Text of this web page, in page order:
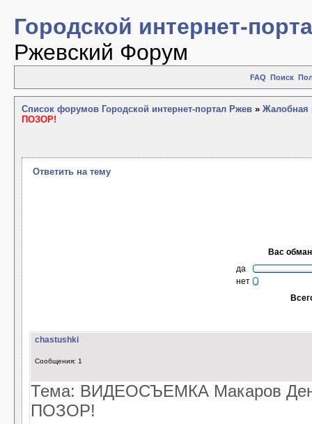
Городской интернет-
Ржевский Форум
FAQ Поиск
Список форумов Городской интернет-портал Ржев » Жалобная
ПОЗОР!
Ответить на тему
Вас
да
нет
chastushki
Сообщения: 1
Тема: ВИДЕОСЪЕМКА Макаров
ПОЗОР!